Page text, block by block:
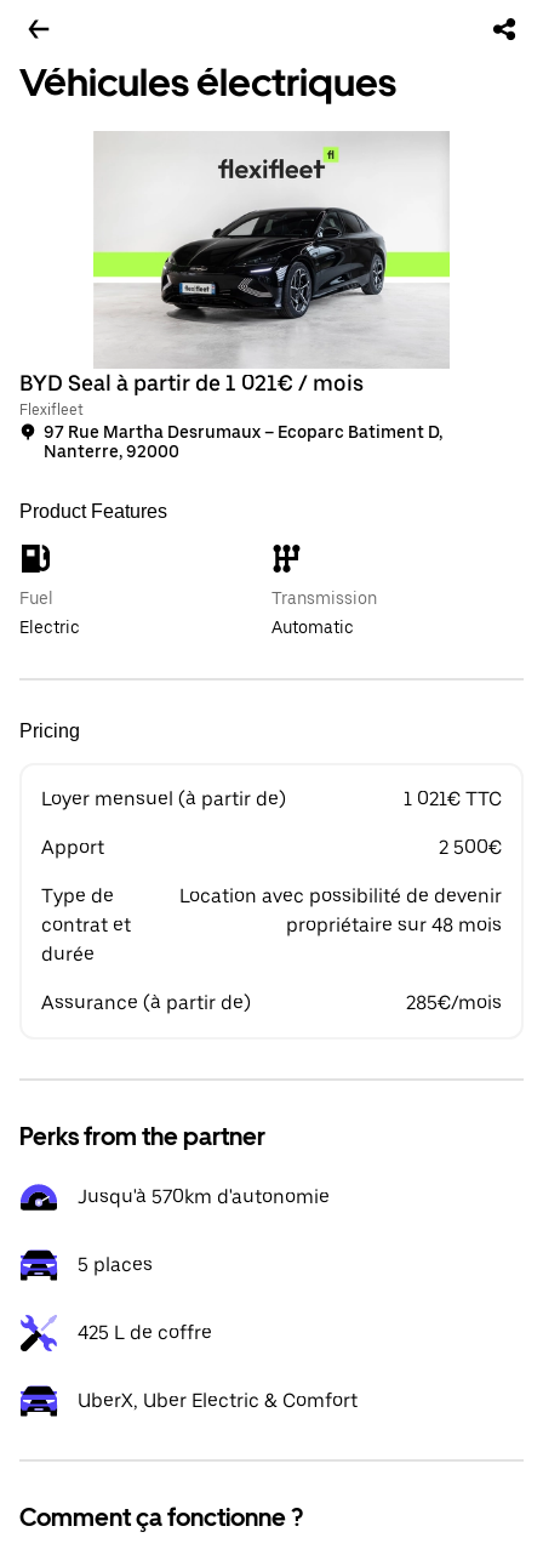
Véhicules électriques
BYD Seal à partir de 1 021€ / mois
Flexifleet
97 Rue Martha Desrumaux – Ecoparc Batiment D,
Nanterre, 92000
Product Features
Fuel
Electric
Transmission
Automatic
Pricing
Loyer mensuel (à partir de) 1 021€ TTC
Apport 2 500€
Type de
contrat et
durée
Location avec possibilité de devenir
propriétaire sur 48 mois
Assurance (à partir de) 285€/mois
Perks from the partner
Jusqu'à 570km d'autonomie
5 places
425 L de coffre
UberX, Uber Electric & Comfort
Comment ça fonctionne ?